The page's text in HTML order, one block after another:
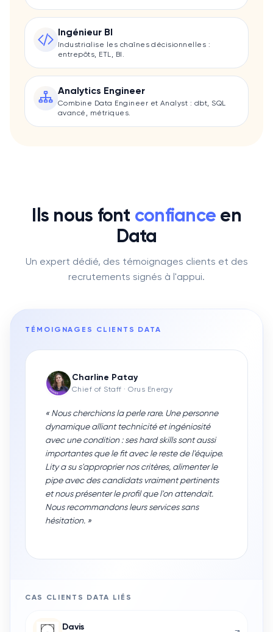
Ingénieur BI
Industrialise les chaînes décisionnelles :
entrepôts, ETL, BI.
Analytics Engineer
Combine Data Engineer et Analyst : dbt, SQL
avancé, métriques.
Ils nous font confiance en
Data
Un expert dédié, des témoignages clients et des
recrutements signés à l'appui.
TÉMOIGNAGES CLIENTS DATA
Charline Patay
Chief of Staff · Orus Energy
«Nous cherchions la perle rare. Une personne
dynamique alliant technicité et ingéniosité
avec une condition : ses hard skills sont aussi
importantes que le fit avec le reste de l'équipe.
Lity a su s'approprier nos critères, alimenter le
pipe avec des candidats vraiment pertinents
et nous présenter le profil que l'on attendait.
Nous recommandons leurs services sans
hésitation. »
CAS CLIENTS DATA LIÉS
Davis